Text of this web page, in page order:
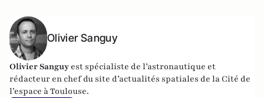
Olivier Sanguy
Olivier Sanguy est spécialiste de l’astronautique et
rédacteur en chef du site d’actualités spatiales de la Cité de
l’espace à Toulouse.